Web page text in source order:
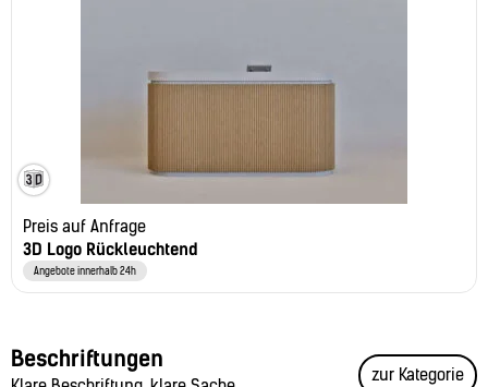
Preis auf Anfrage
3D Logo Rückleuchtend
Angebote innerhalb 24h
Beschriftungen
zur Kategorie